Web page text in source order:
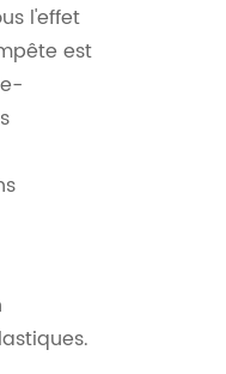
l'effet
est